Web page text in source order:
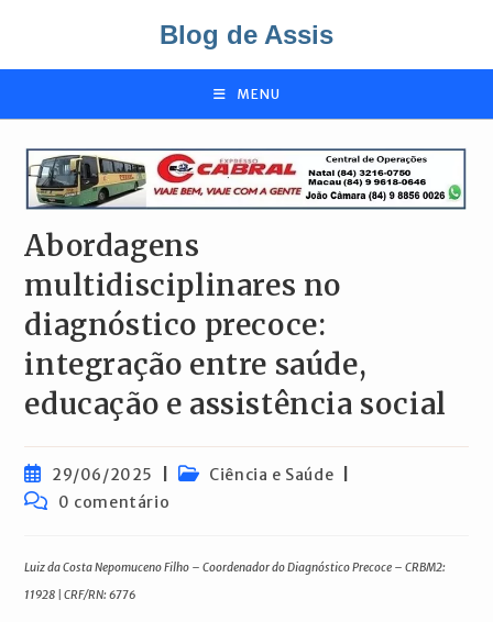
o
Blog de Assis
MENU
Abordagens
multidisciplinares no
diagnóstico precoce:
integração entre saúde,
educação e assistência social
Post
publicado:
29/06/2025
Categoria
Ciência e Saúde
Comentários
0 comentário
Luiz da Costa Nepomuceno Filho – Coordenador do Diagnóstico Precoce – CRBM2:
11928 | CRF/RN: 6776